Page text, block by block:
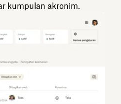
kumpulan akronim.